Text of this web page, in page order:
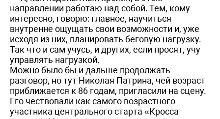
направлении работаю над собой. Тем, кому
интересно, говорю: главное, научиться
внутренне ощущать свои возможности и, уже
исходя из них, планировать беговую нагрузку.
Так что и сам учусь, и других, если просят, учу
управлять нагрузкой.
Можно было бы и дальше продолжать
разговор, но тут Николая Патрина, чей возраст
приближается к 86 годам, пригласили на сцену.
Его чествовали как самого возрастного
участника центрального старта «Кросса